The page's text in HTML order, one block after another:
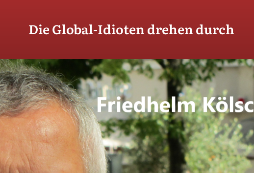
Die Global-Idioten drehen durch